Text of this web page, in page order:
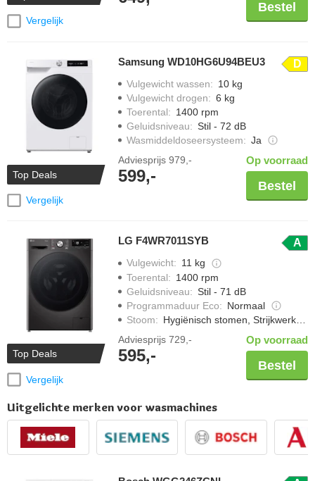
Vergelijk
Bestel
Top Deals
Vergelijk
Samsung WD10HG6U94BEU3 D
Vulgewicht wassen: 10 kg
Vulgewicht drogen: 6 kg
Toerental: 1400 rpm
Geluidsniveau: Stil - 72 dB
Wasmiddeldoseersysteem: Ja
Adviesprijs 979,-
599,-
Op voorraad
Bestel
Top Deals
Vergelijk
LG F4WR7011SYB A
Vulgewicht: 11 kg
Toerental: 1400 rpm
Geluidsniveau: Stil - 71 dB
Programmaduur Eco: Normaal
Stoom: Hygiënisch stomen, Strijkwerk verminderen
Adviesprijs 729,-
595,-
Op voorraad
Bestel
Uitgelichte merken voor wasmachines